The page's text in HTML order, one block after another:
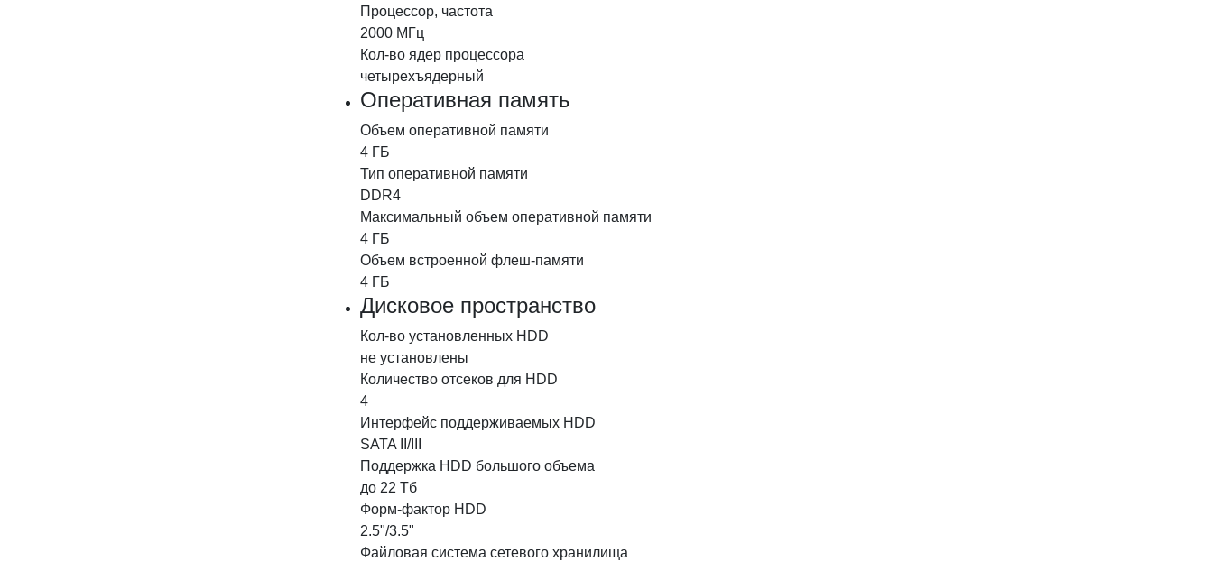
Процессор, частота
2000 МГц
Кол-во ядер процессора
четырехъядерный
Оперативная память
Объем оперативной памяти
4 ГБ
Тип оперативной памяти
DDR4
Максимальный объем оперативной памяти
4 ГБ
Объем встроенной флеш-памяти
4 ГБ
Дисковое пространство
Кол-во установленных HDD
не установлены
Количество отсеков для HDD
4
Интерфейс поддерживаемых HDD
SATA II/III
Поддержка HDD большого объема
до 22 Тб
Форм-фактор HDD
2.5"/3.5"
Файловая система сетевого хранилища